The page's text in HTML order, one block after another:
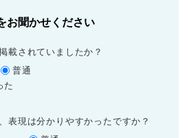
お聞かせください
載されていましたか？
普通
た
表現は分かりやすかったですか？